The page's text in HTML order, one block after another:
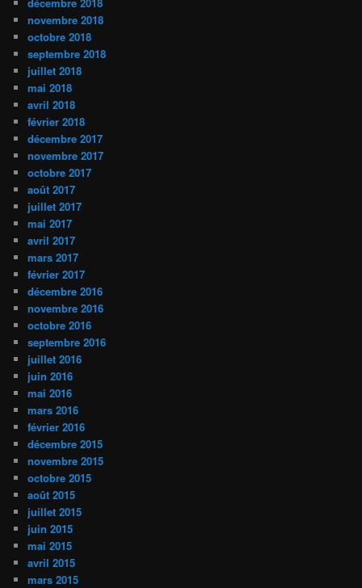
novembre 2018
octobre 2018
septembre 2018
juillet 2018
mai 2018
avril 2018
février 2018
décembre 2017
novembre 2017
octobre 2017
août 2017
juillet 2017
mai 2017
avril 2017
mars 2017
février 2017
décembre 2016
novembre 2016
octobre 2016
septembre 2016
juillet 2016
juin 2016
mai 2016
mars 2016
février 2016
décembre 2015
novembre 2015
octobre 2015
août 2015
juillet 2015
juin 2015
mai 2015
avril 2015
mars 2015